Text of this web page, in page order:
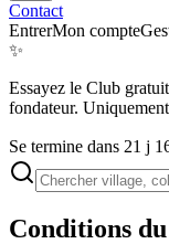
Contact
EntrerMon compte
✨
Essayez le Club
fondateur.
Se termine dans 21 j
Conditions